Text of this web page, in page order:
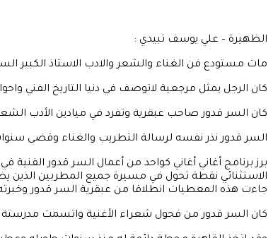
الظهيرة – علي يوسف تبيدي :
مات مستودع فن الغناء والشعر والادب الاستاذ الكبير
كان الرجل يمثل مرجعية لاتوصف في دنيا التاريخ الفني
كان السر قدور صاحب عبقرية وتفرد في ميادين الأدب
السر قدور نذر نفسه لرسالة التطريب والغناء وقضى
الاستثنائي نقطة تحول في مسيرة جميع المطربين الذين
جاءت هذه المعطيات انطلاقا من عبقرية السر قدور
كان السر قدور من فحول شعراء الأغنية واتسمت مدرستة